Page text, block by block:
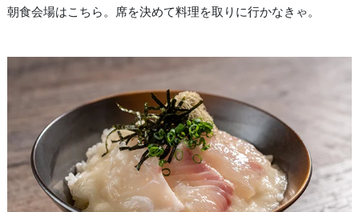
朝食会場はこちら。席を決めて料理を取りに行かなきゃ。